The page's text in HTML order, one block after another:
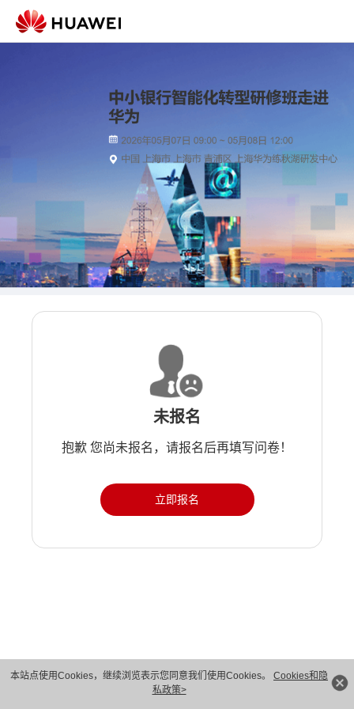
本站点使用Cookies，继续浏览表示您同意我们使用Cookies。 Cookies和隐
私政策>
未报名
抱歉 您尚未报名，请报名后再填写问卷！
立即报名
版权所有 © 华为技术有限公司 1998-2026。 保留一切权利。粤A2-20044005号
隐私保护
法律声明